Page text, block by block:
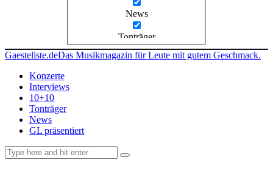
News
Tonträger
Gaesteliste.deDas Musikmagazin für Leute mit gutem Geschmack.
Konzerte
Interviews
10+10
Tonträger
News
GL präsentiert